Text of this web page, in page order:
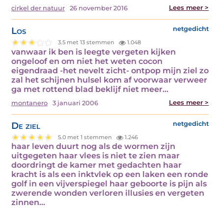
cirkel der natuur 26 november 2016 Lees meer >
Los netgedicht
3.5 met 13 stemmen 1.048
vanwaar ik ben is leegte vergeten kijken
ongeloof en om niet het weten cocon
eigendraad -het nevelt zicht- ontpop mijn ziel zo
zal het schijnen hulsel kom af voorwaar verweer
ga met rottend blad beklijf niet meer…
montanero 3 januari 2006 Lees meer >
De ziel netgedicht
5.0 met 1 stemmen 1.246
haar leven duurt nog als de wormen zijn
uitgegeten haar vlees is niet te zien maar
doordringt de kamer met gedachten haar
kracht is als een inktvlek op een laken een ronde
golf in een vijverspiegel haar geboorte is pijn als
zwerende wonden verloren illusies en vergeten
zinnen…